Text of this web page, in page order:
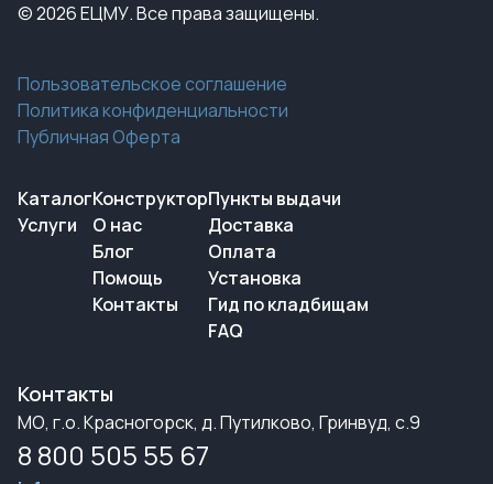
© 2026 ЕЦМУ. Все права защищены.
Пользовательское соглашение
Политика конфиденциальности
Публичная Оферта
Каталог
Услуги
Конструктор
О нас
Блог
Помощь
Контакты
Пункты выдачи
Доставка
Оплата
Установка
Гид по кладбищам
FAQ
Контакты
МО, г.о. Красногорск, д. Путилково, Гринвуд, с.9
8 800 505 55 67